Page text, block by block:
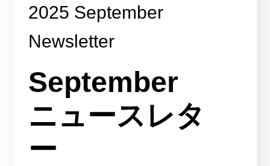
2025 September
Newsletter
September
ニュースレタ
ー